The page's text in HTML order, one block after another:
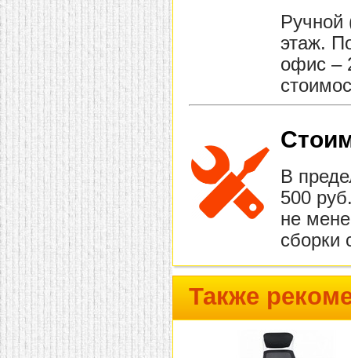
Ручной
этаж.
офис –
В
500
не
сборки
Также